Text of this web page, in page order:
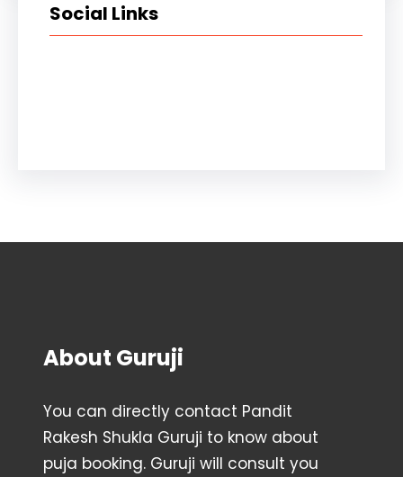
Social Links
About Guruji
You can directly contact Pandit
Rakesh Shukla Guruji to know about
puja booking. Guruji will consult you